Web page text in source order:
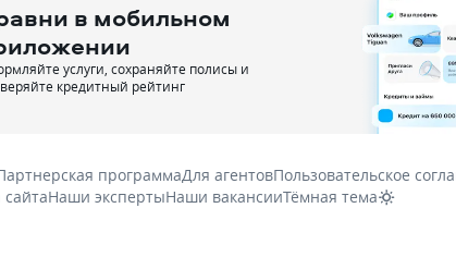
в мобильном
услуги, сохраняйте полисы и
кредитный рейтинг
программаДля агентовПользовательское
сайтаНаши экспертыНаши вакансииТёмная тема